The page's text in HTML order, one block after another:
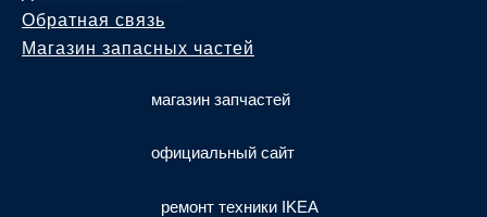
Обратная связь
Магазин запасных частей
магазин запчастей
официальный сайт
ремонт техники IKEA